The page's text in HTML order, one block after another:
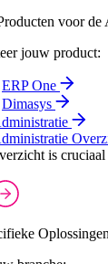
voor de
jouw product:
ERP One
Dimasys
is
Oplossingen